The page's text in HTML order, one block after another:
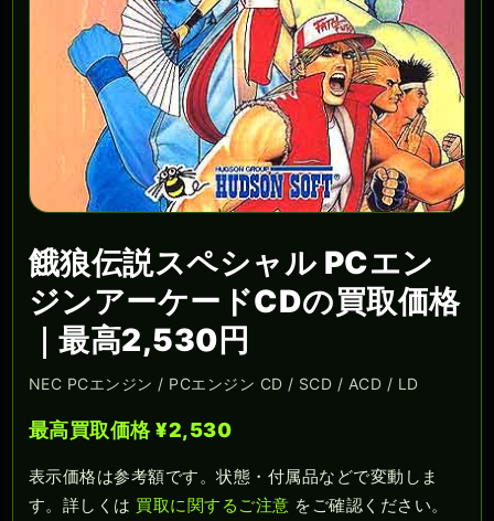
餓狼伝説スペシャル PCエン
ジンアーケードCDの買取価格
｜最高2,530円
NEC PCエンジン / PCエンジン CD / SCD / ACD / LD
最高買取価格 ¥2,530
表示価格は参考額です。状態・付属品などで変動しま
す。詳しくは 買取に関するご注意 をご確認ください。